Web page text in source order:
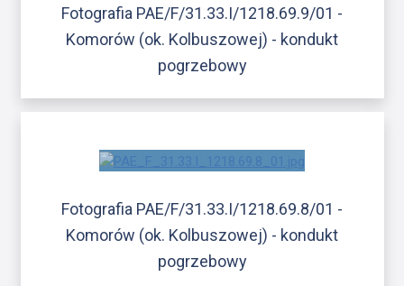
Fotografia PAE/F/31.33.I/1218.69.9/01 -
Komorów (ok. Kolbuszowej) - kondukt
pogrzebowy
Fotografia PAE/F/31.33.I/1218.69.8/01 -
Komorów (ok. Kolbuszowej) - kondukt
pogrzebowy